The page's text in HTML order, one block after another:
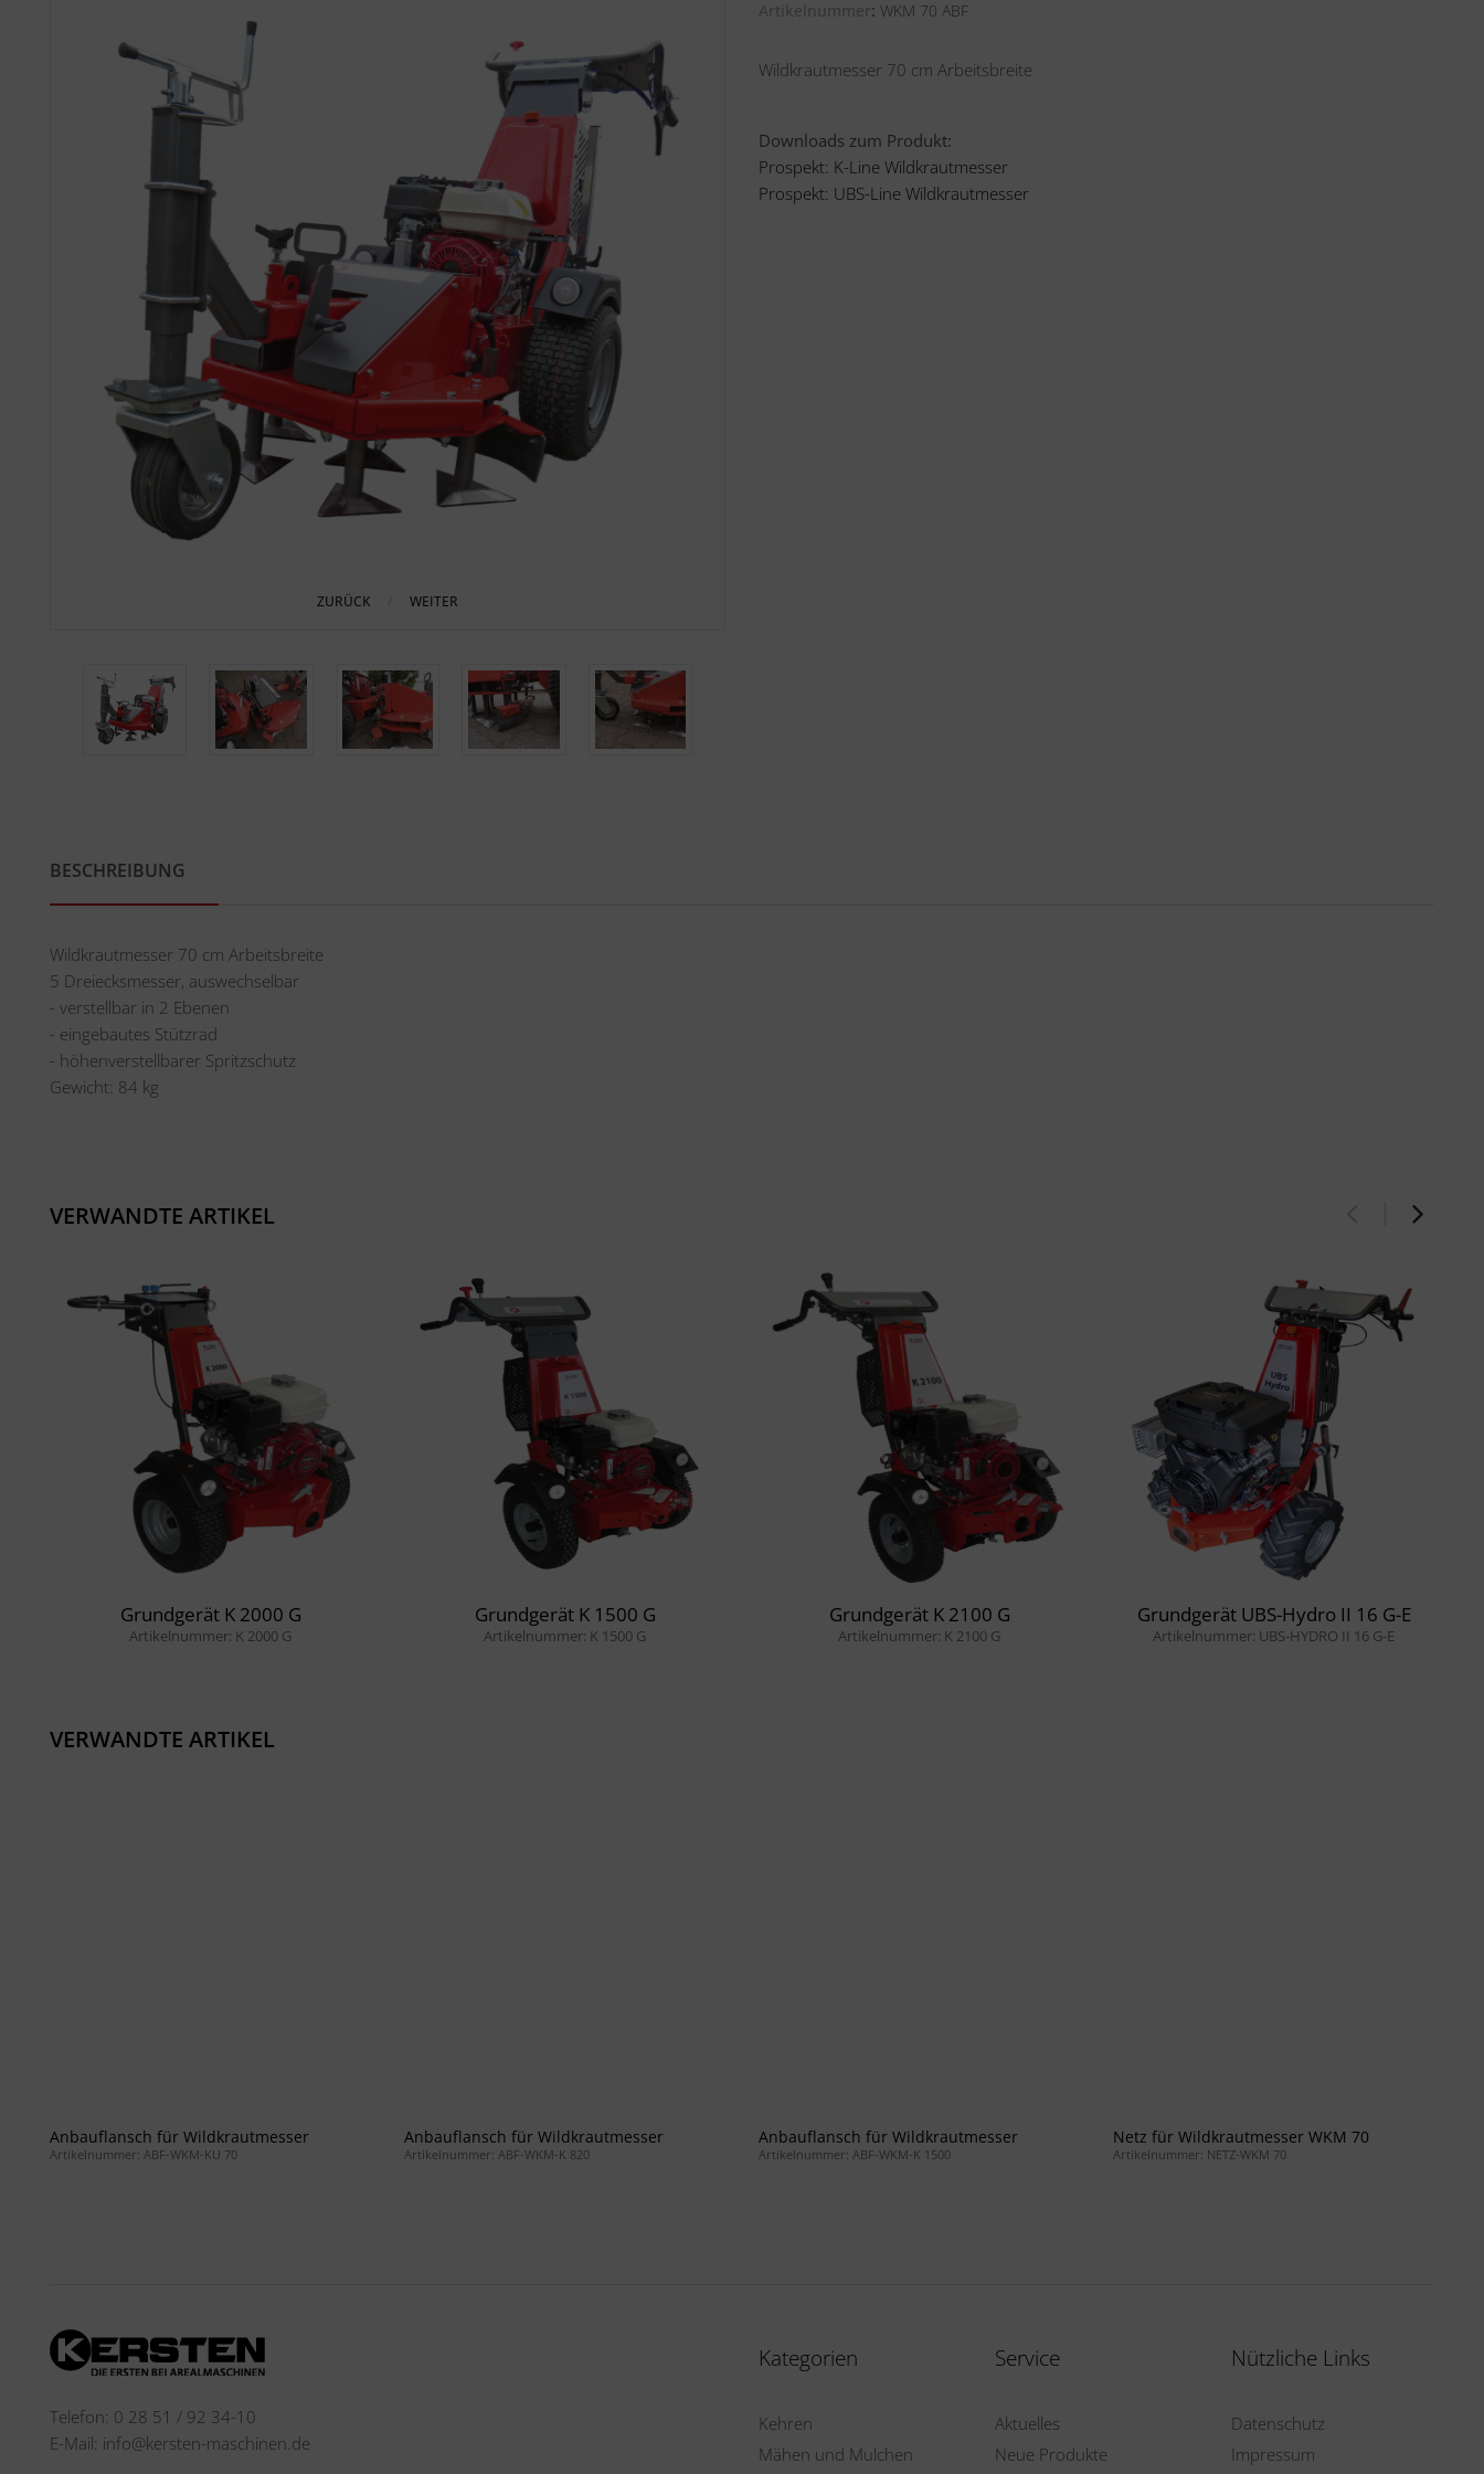
ZURÜCK WEITER
Artikelnummer WKM 70 ABF
Wildkrautmesser 70 cm Arbeitsbreite
Downloads zum Produkt:
Prospekt: K-Line Wildkrautmesser
Prospekt: UBS-Line Wildkrautmesser
BESCHREIBUNG
Wildkrautmesser 70 cm Arbeitsbreite
5 Dreiecksmesser, auswechselbar
- verstellbar in 2 Ebenen
- eingebautes Stützrad
- höhenverstellbarer Spritzschutz
Gewicht: 84 kg
VERWANDTE ARTIKEL
Grundgerät K 2000 G
Artikelnummer: K 2000 G
Grundgerät K 1500 G
Artikelnummer: K 1500 G
Grundgerät K 2100 G
Artikelnummer: K 2100 G
Grundgerät UBS-Hydro II 16 G-E
Artikelnummer: UBS-HYDRO II 16 G-E
VERWANDTE ARTIKEL
Anbauflansch für Wildkrautmesser
Artikelnummer: ABF-WKM-KU 70
Anbauflansch für Wildkrautmesser
Artikelnummer: ABF-WKM-K 820
Anbauflansch für Wildkrautmesser
Artikelnummer: ABF-WKM-K 1500
Netz für Wildkrautmesser WKM 70
Artikelnummer: NETZ-WKM 70
Telefon: 0 28 51 / 92 34-10
E-Mail: info@kersten-maschinen.de
Kategorien
Kehren
Mähen und Mulchen
Service
Aktuelles
Neue Produkte
Nützliche Links
Datenschutz
Impressum